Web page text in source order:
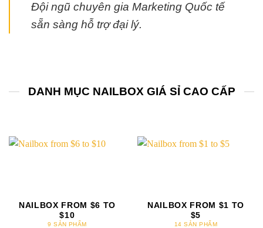
Đội ngũ chuyên gia Marketing Quốc tế
sẵn sàng hỗ trợ đại lý.
DANH MỤC NAILBOX GIÁ SỈ CAO CẤP
NAILBOX FROM $6 TO
$10
9 SẢN PHẨM
NAILBOX FROM $1 TO
$5
14 SẢN PHẨM